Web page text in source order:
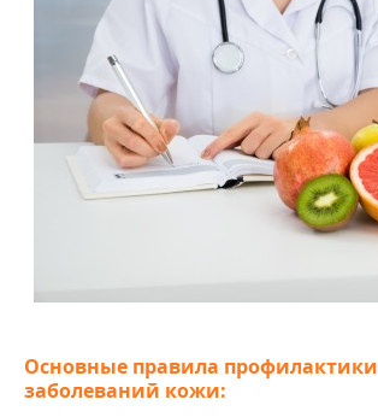
Основные правила профилактики
заболеваний кожи: